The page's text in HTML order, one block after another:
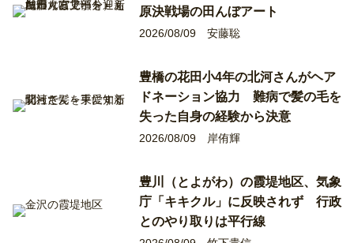
原決戦場の田んぼアート
2026/08/09 安藤聡
豊橋の花田小4年の北河さんがヘア
ドネーション協力 難病で髪の毛を
失った自身の経験から決意
2026/08/09 岸侑輝
豊川（とよがわ）の霞堤地区、気象
庁「キキクル」に反映されず 行政
とのやり取りは平行線